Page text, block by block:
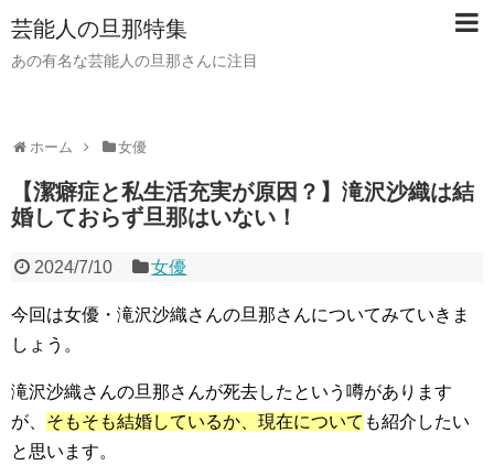
芸能人の旦那特集
あの有名な芸能人の旦那さんに注目
ホーム 女優
【潔癖症と私生活充実が原因？】滝沢沙織は結
婚しておらず旦那はいない！
2024/7/10 女優
今回は女優・滝沢沙織さんの旦那さんについてみていきま
しょう。
滝沢沙織さんの旦那さんが死去したという噂があります
が、 そもそも結婚しているか、現在について も紹介したい
と思います。